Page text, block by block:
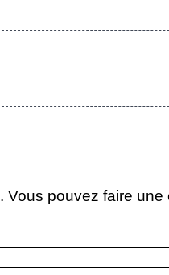
. Vous pouvez faire